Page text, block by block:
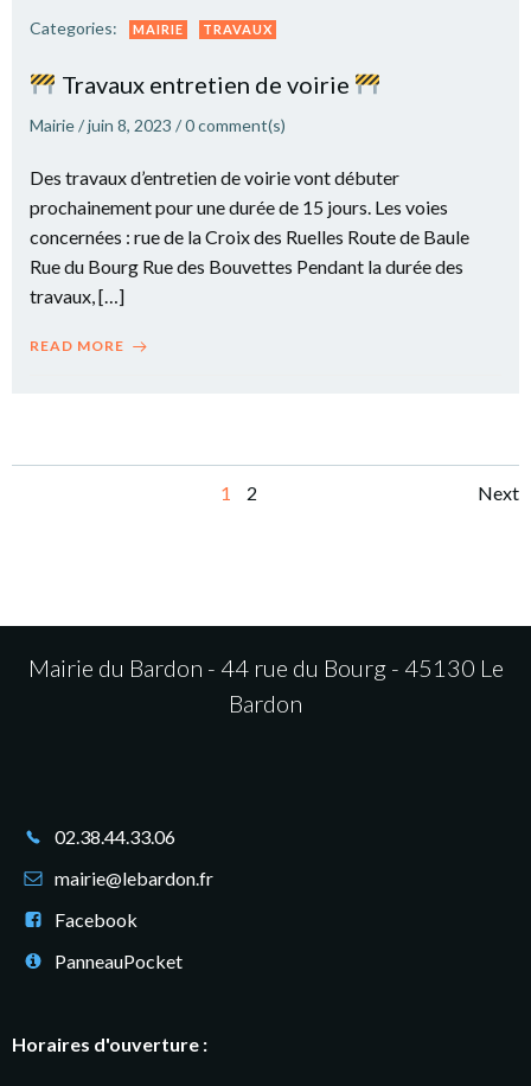
Categories: MAIRIE TRAVAUX
Travaux entretien de voirie
Mairie/juin 8, 2023 /0comment(s)
Des travaux d’entretien de voirie vont débuter
prochainement pour une durée de 15 jours. Les voies
concernées : rue de la Croix des Ruelles Route de Baule
Rue du Bourg Rue des Bouvettes Pendant la durée des
travaux, […]
READ MORE
Page
1 Page
2 Next
Mairie du Bardon - 44 rue du Bourg - 45130 Le
Bardon
02.38.44.33.06
mairie@lebardon.fr
Facebook
PanneauPocket
Horaires d'ouverture :